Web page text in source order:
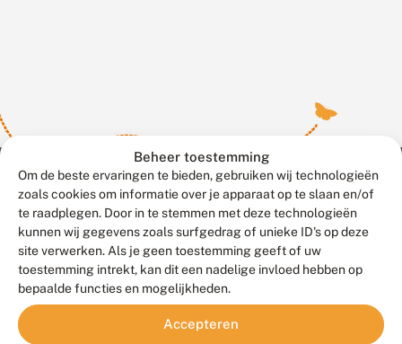
Beheer toestemming
Om de beste ervaringen te bieden, gebruiken wij technologieën
zoals cookies om informatie over je apparaat op te slaan en/of
te raadplegen. Door in te stemmen met deze technologieën
kunnen wij gegevens zoals surfgedrag of unieke ID's op deze
site verwerken. Als je geen toestemming geeft of uw
toestemming intrekt, kan dit een nadelige invloed hebben op
bepaalde functies en mogelijkheden.
Accepteren
Contact
Veelgestelde vragen
Meld waarnemingen© 2026 Vlinderstichting
Duurzaam ontwikkeld door
Go2People
, ontworpen door
Blue Field Agency
Privacy
Disclaimer
Sitemap